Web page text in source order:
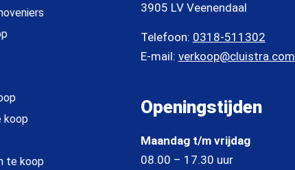
koop
te koop
3905 LV Veenendaal
Telefoon: 0318-511302
E-mail: verkoop@cluistra.com
Openingstijden
Maandag t/m vrijdag
08.00 – 17.30 uur